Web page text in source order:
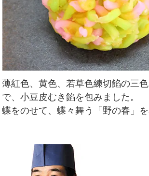
薄紅色、黄色、若草色練切餡の三
で、小豆皮むき餡を包みました。
蝶をのせて、蝶々舞う「野の春」を